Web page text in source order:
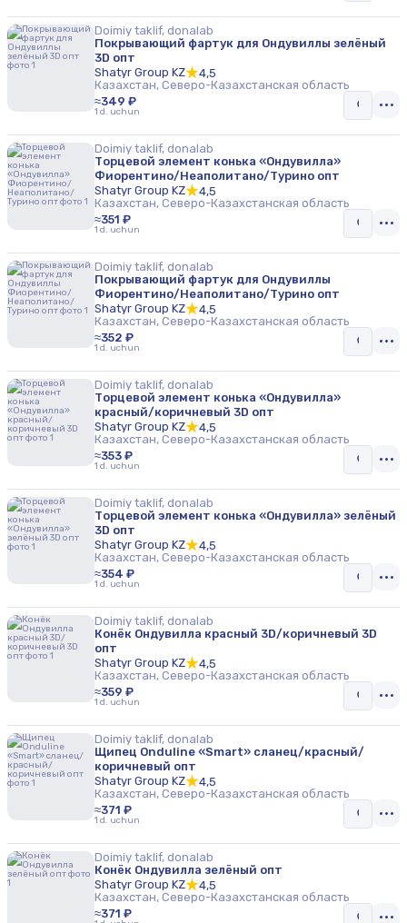
Doimiy taklif, donalab
Покрывающий фартук для Ондувиллы зелёный
3D опт
Shatyr Group KZ
4,5
Казахстан, Северо-Казахстанская область
≈349 ₽
1 d. uchun
Doimiy taklif, donalab
Торцевой элемент конька «Ондувилла»
Фиорентино/Неаполитано/Турино опт
Shatyr Group KZ
4,5
Казахстан, Северо-Казахстанская область
≈351 ₽
1 d. uchun
Doimiy taklif, donalab
Покрывающий фартук для Ондувиллы
Фиорентино/Неаполитано/Турино опт
Shatyr Group KZ
4,5
Казахстан, Северо-Казахстанская область
≈352 ₽
1 d. uchun
Doimiy taklif, donalab
Торцевой элемент конька «Ондувилла»
красный/коричневый 3D опт
Shatyr Group KZ
4,5
Казахстан, Северо-Казахстанская область
≈353 ₽
1 d. uchun
Doimiy taklif, donalab
Торцевой элемент конька «Ондувилла» зелёный
3D опт
Shatyr Group KZ
4,5
Казахстан, Северо-Казахстанская область
≈354 ₽
1 d. uchun
Doimiy taklif, donalab
Конёк Ондувилла красный 3D/коричневый 3D
опт
Shatyr Group KZ
4,5
Казахстан, Северо-Казахстанская область
≈359 ₽
1 d. uchun
Doimiy taklif, donalab
Щипец Onduline «Smart» сланец/красный/
коричневый опт
Shatyr Group KZ
4,5
Казахстан, Северо-Казахстанская область
≈371 ₽
1 d. uchun
Doimiy taklif, donalab
Конёк Ондувилла зелёный опт
Shatyr Group KZ
4,5
Казахстан, Северо-Казахстанская область
≈371 ₽